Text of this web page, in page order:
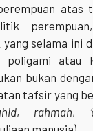
atas
selama ini
atau
bukan
tafsir yang
, rahmah,